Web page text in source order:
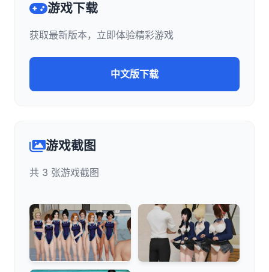
游戏下载
获取最新版本，立即体验精彩游戏
中文版下载
游戏截图
共 3 张游戏截图